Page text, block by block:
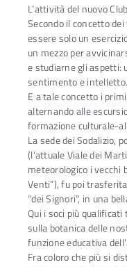
L’attività del nuovo
Secondo il concetto
essere solo un
un mezzo per
e studiarne gli aspetti:
sentimento e intelletto.
E a tale concetto i
alternando alle
formazione culturale-
La sede dei Sodalizio,
(l’attuale Viale dei
meteorologico i vecchi
Venti”), fu poi
“dei Signori”, in una
Qui i soci più
sulla botanica delle
funzione educativa
Fra coloro che più si